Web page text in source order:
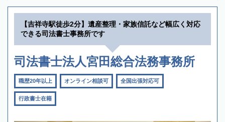
【吉祥寺駅徒歩2分】遺産整理・家族信託など幅広く対応
できる司法書士事務所です
司法書士法人宮田総合法務事務所
職歴20年以上 オンライン相談可 全国出張対応可
行政書士在籍